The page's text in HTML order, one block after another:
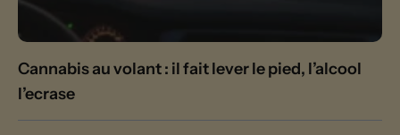
Cannabis au volant : il fait lever le pied, l’alcool
l’ecrase